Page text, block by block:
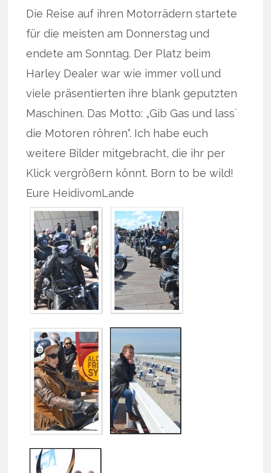
Die Reise auf ihren Motorrädern startete
für die meisten am Donnerstag und
endete am Sonntag. Der Platz beim
Harley Dealer war wie immer voll und
viele präsentierten ihre blank geputzten
Maschinen. Das Motto: „Gib Gas und lass´
die Motoren röhren“. Ich habe euch
weitere Bilder mitgebracht, die ihr per
Klick vergrößern könnt. Born to be wild!
Eure HeidivomLande